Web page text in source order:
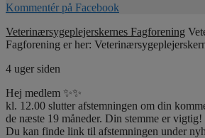
Kommentér på Facebook
Veterinærsygeplejerskernes Fagforening
Fagforening er her:
4 uger siden
Hej medlem ✨✨
kl. 12.00 slutter afstemningen om din
de næste 19 måneder. Din stemme er vigtig!
Du kan finde link til afstemningen under